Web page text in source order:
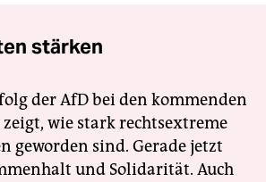
stärken
der AfD bei den kommenden
wie stark rechtsextreme
geworden sind. Gerade jetzt
und Solidarität. Auch